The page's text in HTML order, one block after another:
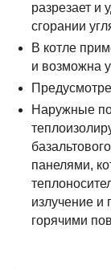
разрезает и
сгорании
В котле
и возможна
Наружные
панелями,
излучение и
горячими